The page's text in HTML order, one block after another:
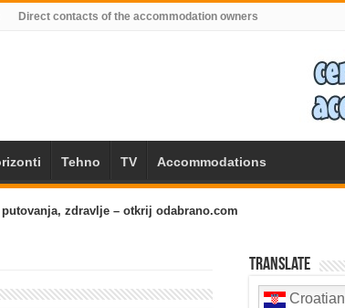
Direct contacts of the accommodation owners
Tehno TV Accommodations
zdravlje – otkrij odabrano.com
Translate
Croatian